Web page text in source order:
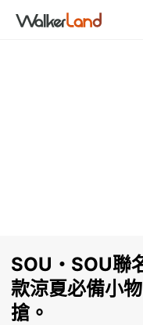
SOU・SOU聯
款涼夏必備小
搶。